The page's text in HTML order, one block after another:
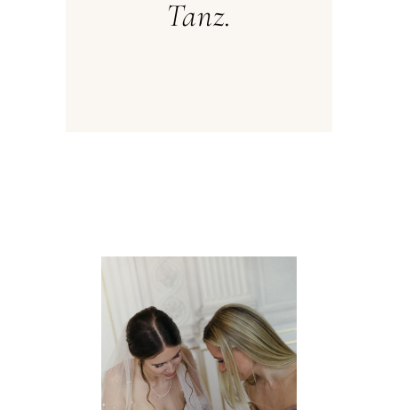
Tanz.